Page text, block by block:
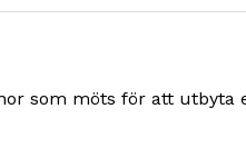
som möts för att